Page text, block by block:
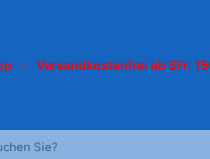
- Versandkostenfrei ab SFr.
Suchbegriff ein. Während Sie